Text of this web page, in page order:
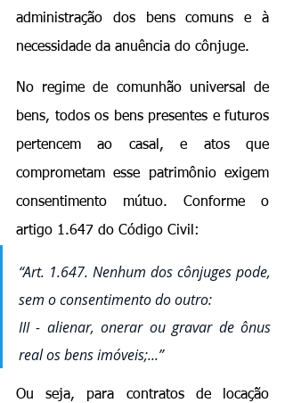
administração dos bens comuns e à
necessidade da anuência do cônjuge.
No regime de comunhão universal de
bens, todos os bens presentes e futuros
pertencem ao casal, e atos que
comprometam esse patrimônio exigem
consentimento mútuo. Conforme o
artigo 1.647 do Código Civil:
“Art. 1.647. Nenhum dos cônjuges pode,
sem o consentimento do outro:
III - alienar, onerar ou gravar de ônus
real os bens imóveis;...”
Ou seja, para contratos de locação